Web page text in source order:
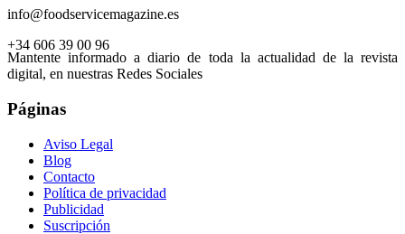
info@foodservicemagazine.es
+34 606 39 00 96
Mantente informado a diario de toda la actualidad de la revista
digital, en nuestras Redes Sociales
Páginas
Aviso Legal
Blog
Contacto
Política de privacidad
Publicidad
Suscripción